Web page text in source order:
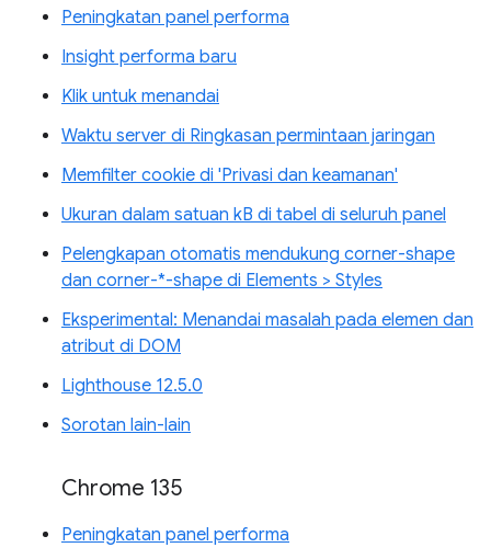
Peningkatan panel performa
Insight performa baru
Klik untuk menandai
Waktu server di Ringkasan permintaan jaringan
Memfilter cookie di 'Privasi dan keamanan'
Ukuran dalam satuan kB di tabel di seluruh panel
Pelengkapan otomatis mendukung corner-shape
dan corner-*-shape di Elements > Styles
Eksperimental: Menandai masalah pada elemen dan
atribut di DOM
Lighthouse 12.5.0
Sorotan lain-lain
Chrome 135
Peningkatan panel performa